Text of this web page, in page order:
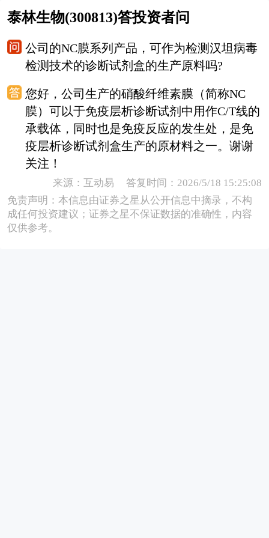
泰林生物(300813)答投资者问
公司的NC膜系列产品，可作为检测汉坦病毒
检测技术的诊断试剂盒的生产原料吗?
您好，公司生产的硝酸纤维素膜（简称NC
膜）可以于免疫层析诊断试剂中用作C/T线的
承载体，同时也是免疫反应的发生处，是免
疫层析诊断试剂盒生产的原材料之一。谢谢
关注！
来源：互动易 答复时间：2026/5/18 15:25:08
免责声明：本信息由证券之星从公开信息中摘录，不构
成任何投资建议；证券之星不保证数据的准确性，内容
仅供参考。